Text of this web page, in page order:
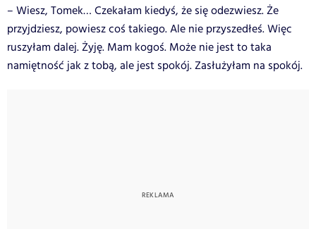
– Wiesz, Tomek… Czekałam kiedyś, że się odezwiesz. Że
przyjdziesz, powiesz coś takiego. Ale nie przyszedłeś. Więc
ruszyłam dalej. Żyję. Mam kogoś. Może nie jest to taka
namiętność jak z tobą, ale jest spokój. Zasłużyłam na spokój.